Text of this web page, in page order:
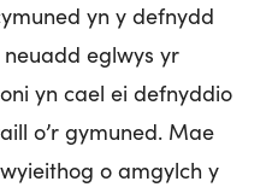
yn y defnydd
eglwys yr
yn cael ei defnyddio
o’r gymuned. Mae
o amgylch y